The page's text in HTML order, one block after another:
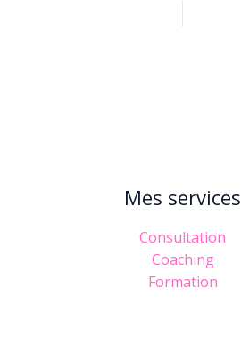
Mes services
Consultation
Coaching
Formation